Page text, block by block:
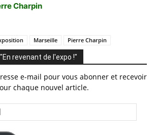
Charpin
Marseille Pierre Charpin
revenant de l'expo !"
e-mail pour vous abonner et recevoir
chaque nouvel article.